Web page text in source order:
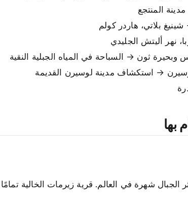
بها
الجبال شهرة في العالم. قرية زيرمات الخالية